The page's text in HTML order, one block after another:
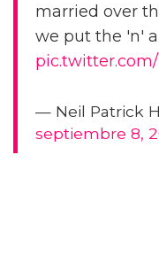
married over
we put the 'n'
— Neil Patrick
septiembre 8,